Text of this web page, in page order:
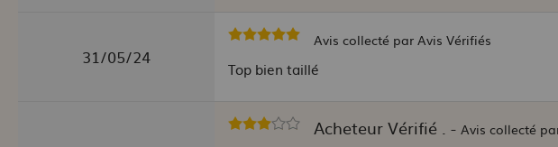
31/05/24
Avis collecté par Avis Vérifiés
Top bien taillé
Acheteur Vérifié . - Avis collecté